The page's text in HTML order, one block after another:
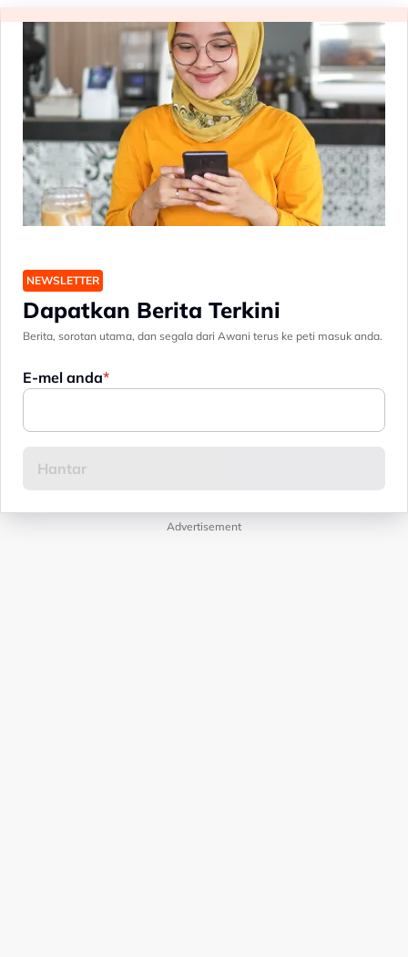
NEWSLETTER
Dapatkan Berita Terkini
Berita, sorotan utama, dan segala dari Awani terus ke peti masuk anda.
E-mel anda
Advertisement